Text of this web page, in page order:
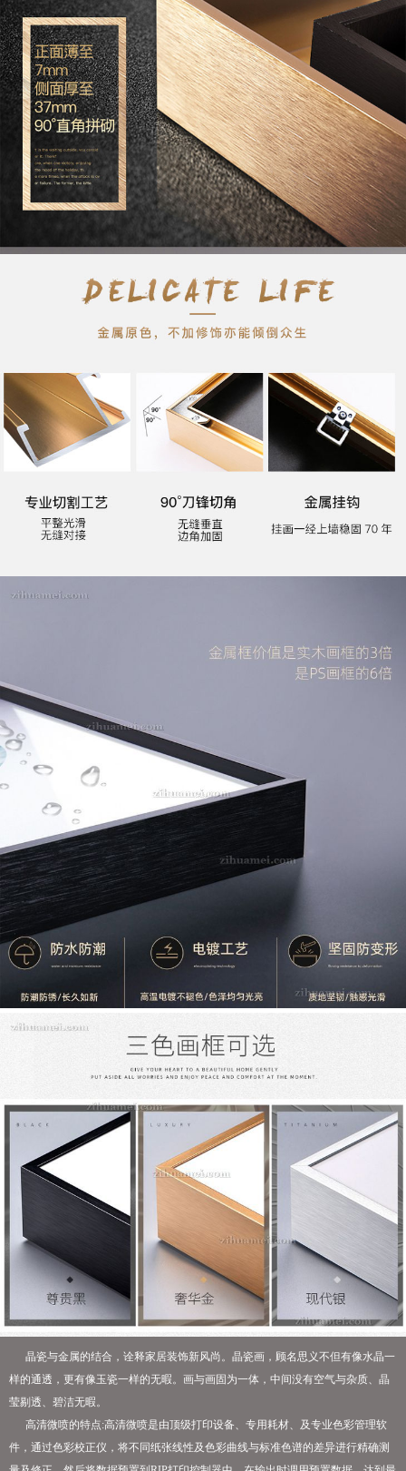
晶瓷与金属的结合，诠释家居装饰新风尚。晶瓷画，顾名思义不但有像水晶一
样的通透，更有像玉瓷一样的无暇。画与画固为一体，中间没有空气与杂质、晶
莹剔透、碧洁无暇。
高清微喷的特点:高清微喷是由顶级打印设备、专用耗材、及专业色彩管理软
件，通过色彩校正仪，将不同纸张线性及色彩曲线与标准色谱的差异进行精确测